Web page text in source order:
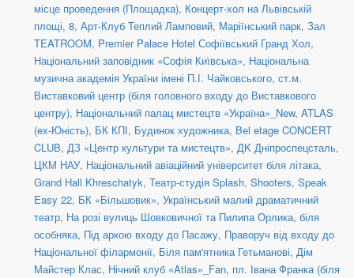
місце проведення (Площадка), Концерт-хол на Львівській
площі, 8, Арт-Клуб Теплий Ламповий, Маріїнський парк, Зал
TEATROOM, Premier Palace Hotel Софіївський Гранд Хол,
Національний заповідник «Софія Київська», Національна
музична академія України імені П.І. Чайковського, ст.м.
Виставковий центр (біля головного входу до Виставкового
центру), Національний палац мистецтв «Україна»_New, ATLAS
(ex-Юність), БК КПІ, Будинок художника, Bel etage CONCERT
CLUB, ДЗ «Центр культури та мистецтв», ДK Дніпроспецсталь,
ЦКМ НАУ, Національний авіаційний університет біля літака,
Grand Hall Khreschatyk, Театр-студія Splash, Shooters, Speak
Easy 22, БК «Більшовик», Український малий драматичний
театр, На розі вулиць Шовковичної та Пилипа Орлика, біля
особняка, Під аркою входу до Пасажу, Праворуч від входу до
Національної філармонії, Біля пам'ятника Гетьманові, Дім
Майстер Клас, Нічний клуб «Atlas»_Fan, пл. Івана Франка (біля